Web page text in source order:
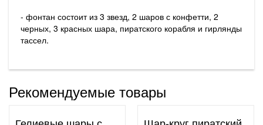
- фонтан состоит из 3 звезд, 2 шаров с конфетти, 2
черных, 3 красных шара, пиратского корабля и гирлянды
тассел.
Рекомендуемые товары